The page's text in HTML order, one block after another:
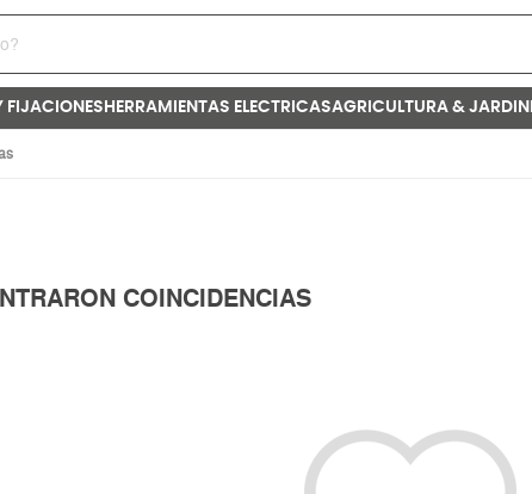
FIJACIONES HERRAMIENTAS ELECTRICASAGRICULTURA & JARDIN
COINCIDENCIAS